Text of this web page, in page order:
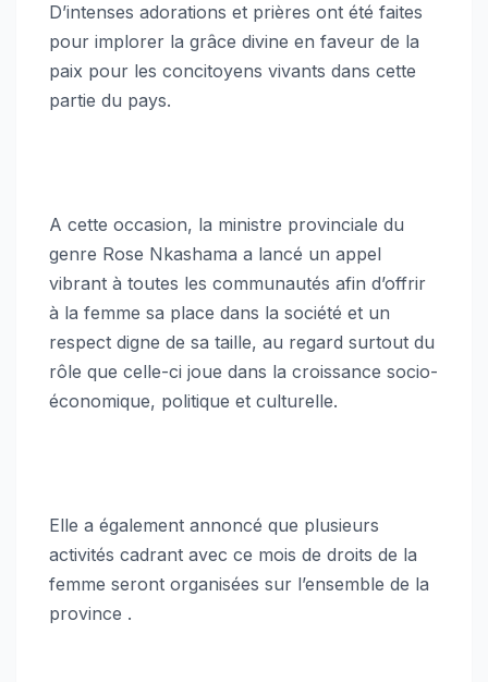
D’intenses adorations et prières ont été faites
pour implorer la grâce divine en faveur de la
paix pour les concitoyens vivants dans cette
partie du pays.
A cette occasion, la ministre provinciale du
genre Rose Nkashama a lancé un appel
vibrant à toutes les communautés afin d’offrir
à la femme sa place dans la société et un
respect digne de sa taille, au regard surtout du
rôle que celle-ci joue dans la croissance socio-
économique, politique et culturelle.
Elle a également annoncé que plusieurs
activités cadrant avec ce mois de droits de la
femme seront organisées sur l’ensemble de la
province .